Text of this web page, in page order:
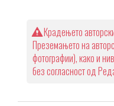
Крадењето
Преземањето на
фотографии), како и
без согласност од